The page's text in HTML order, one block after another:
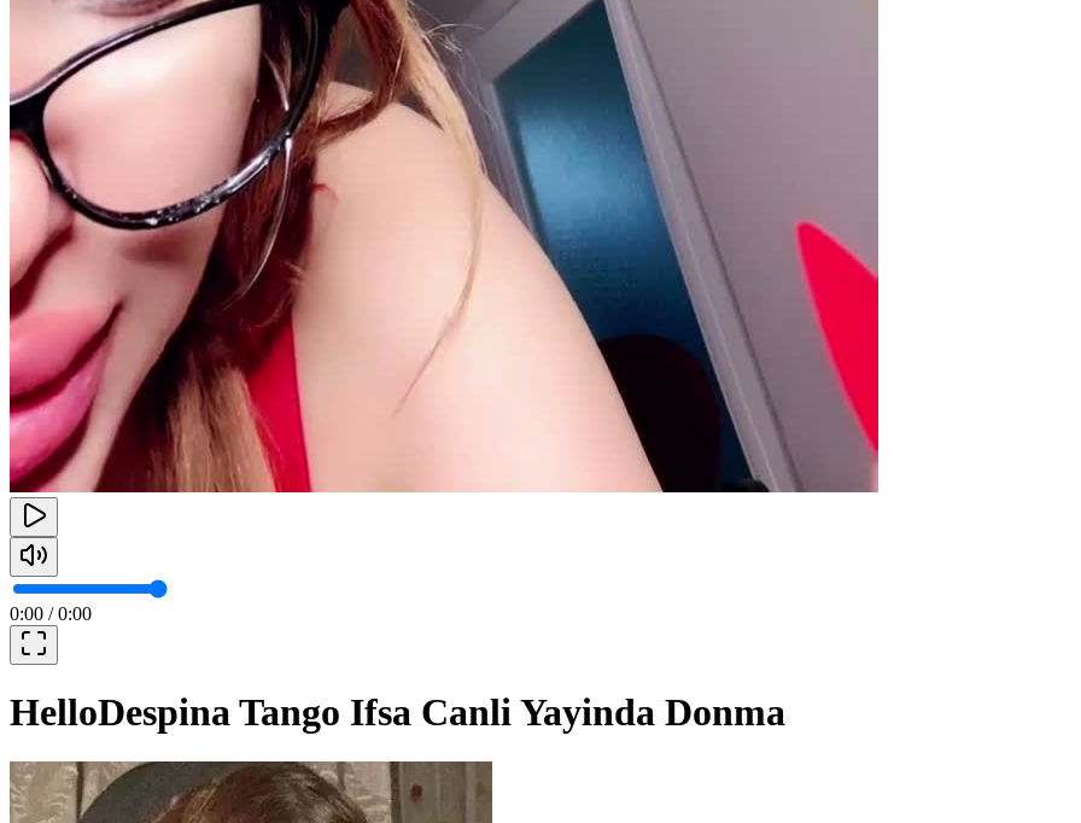
0:00 /0:00
HelloDespina Tango Ifsa Canli Yayinda Donma